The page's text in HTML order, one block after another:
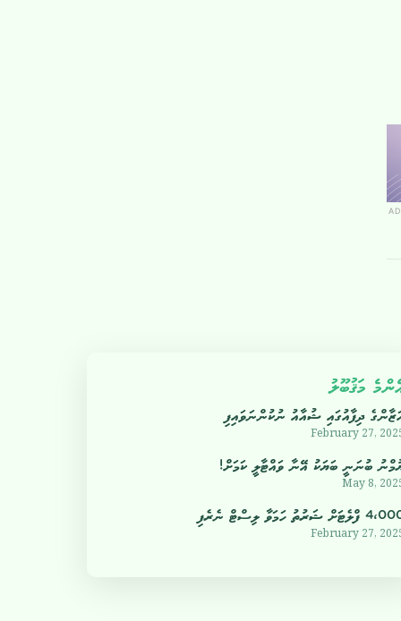
މަޤުބޫލު
ދިފާއުގައި ޝުއާއު ނުކުންނަވައިފި
February 27,
ބުނަނީ ބަޔަކު އޭނާ ވައްޓާލީ ކަމަށް!
May 8,
ފްލެޓަށް ޝަރުތު ހަމަވާ ލިސްޓް ނެރެފި
February 27,